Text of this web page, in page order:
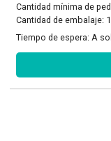
Cantidad mínima de
Cantidad de embalaje: 1
Tiempo de espera: A